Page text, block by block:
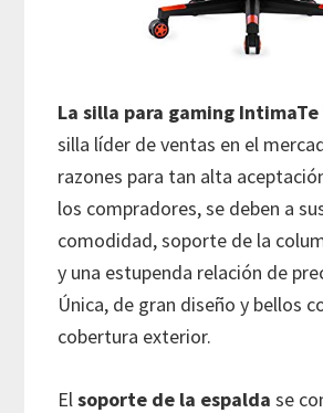
La silla para gaming IntimaTe
silla líder de ventas en el
razones para tan alta
los compradores, se deben a
comodidad, soporte de la
y una estupenda relación de
Única, de gran diseño y bellos
cobertura exterior.
Elsoporte de la espalda se